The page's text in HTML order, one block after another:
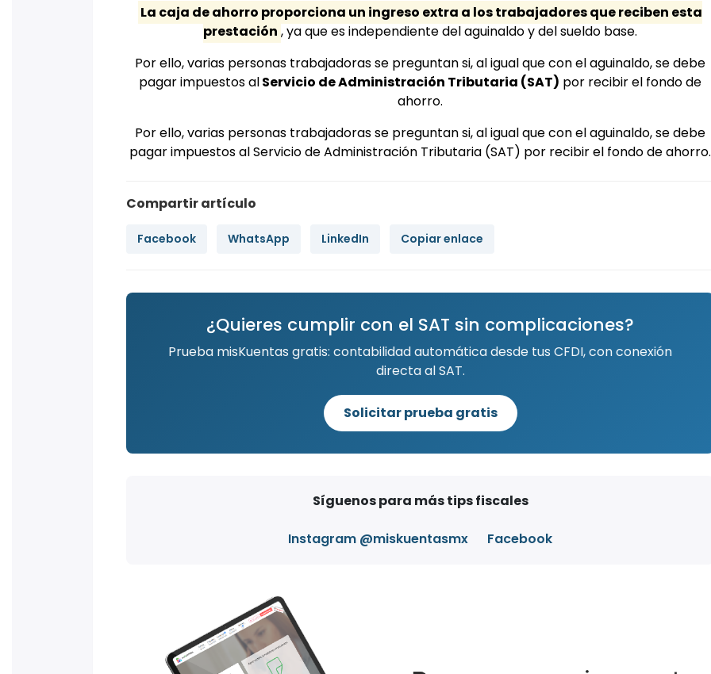
La caja de ahorro proporciona un ingreso extra a los trabajadores que reciben esta
prestación , ya que es independiente del aguinaldo y del sueldo base.
Por ello, varias personas trabajadoras se preguntan si, al igual que con el aguinaldo, se debe
pagar impuestos alServicio de Administración Tributaria (SAT) por recibir el fondo de
ahorro.
Por ello, varias personas trabajadoras se preguntan si, al igual que con el aguinaldo, se debe
pagar impuestos al Servicio de Administración Tributaria (SAT) por recibir el fondo de ahorro.
Compartir artículo
Facebook WhatsApp LinkedIn Copiar enlace
¿Quieres cumplir con el SAT sin complicaciones?
Prueba misKuentas gratis: contabilidad automática desde tus CFDI, con conexión
directa al SAT.
Solicitar prueba gratis
Síguenos para más tips fiscales
Instagram @miskuentasmx Facebook